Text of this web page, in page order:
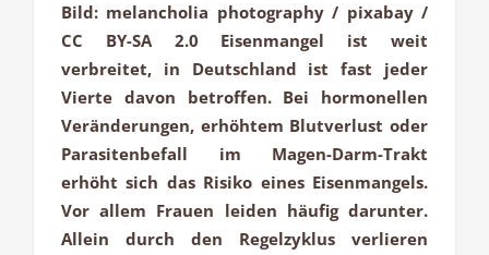
Bild: melancholia photography / pixabay /
CC BY-SA 2.0 Eisenmangel ist weit
verbreitet, in Deutschland ist fast jeder
Vierte davon betroffen. Bei hormonellen
Veränderungen, erhöhtem Blutverlust oder
Parasitenbefall im Magen-Darm-Trakt
erhöht sich das Risiko eines Eisenmangels.
Vor allem Frauen leiden häufig darunter.
Allein durch den Regelzyklus verlieren